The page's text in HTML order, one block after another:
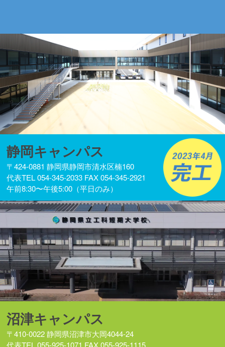
静岡キャンパス
〒424-0881 静岡県静岡市清水区楠160
代表TEL 054-345-2033 FAX 054-345-2921
午前8:30〜午後5:00（平日のみ）
沼津キャンパス
〒410-0022 静岡県沼津市大岡4044-24
代表TEL 055-925-1071 FAX 055-925-1115